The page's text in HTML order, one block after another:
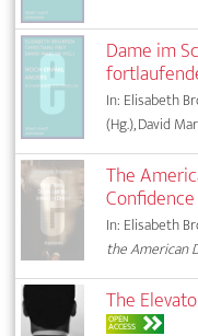
Dame im
In: Elisabeth
(Hg.), David
The
Confidence
In: Elisabeth
the American
The
OPEN
ACCESS